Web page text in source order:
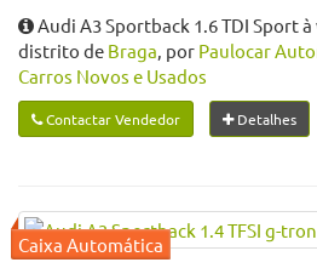
Audi A3 Sportback 1.6 TDI Sport à
distrito de Braga, por Paulocar
Carros Novos e Usados
Contactar Vendedor Detalhes